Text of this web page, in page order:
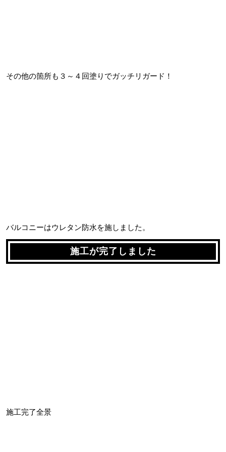
その他の箇所も３～４回塗りでガッチリガード！
バルコニーはウレタン防水を施しました。
施工が完了しました
施工完了全景